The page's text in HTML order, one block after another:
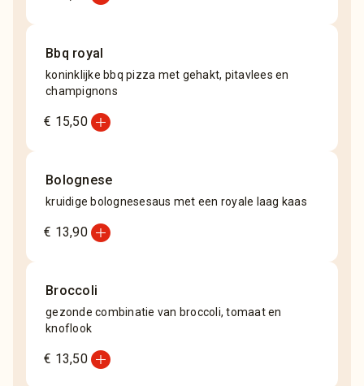
Bbq royal
koninklijke bbq pizza met gehakt, pitavlees en
champignons
€ 15,50add_circle
Bolognese
kruidige bolognesesaus met een royale laag kaas
€ 13,90add_circle
Broccoli
gezonde combinatie van broccoli, tomaat en
knoflook
€ 13,50add_circle